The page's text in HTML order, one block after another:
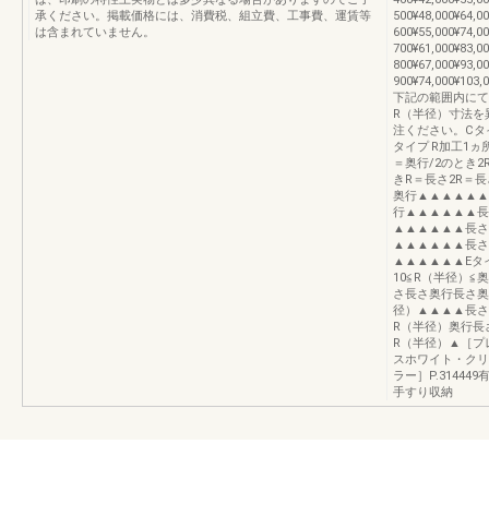
承ください。掲載価格には、消費税、組立費、工事費、運賃等
は含まれていません。
下記の範囲内に
R（半径）寸法
注ください。Cタ
タイプ R加工1
＝奥行/2のとき
きR＝長さ2R＝
奥行▲▲▲▲▲▲長
行▲▲▲▲▲▲長さ
▲▲▲▲▲▲長さ長
▲▲▲▲▲▲長さ長
▲▲▲▲▲▲Eタイ
10≦R（半径）≦
さ長さ奥行長さ
径）▲▲▲▲長さ
R（半径）奥行
R（半径）▲［プ
スホワイト・ク
ラー］P.314449
手すり収納